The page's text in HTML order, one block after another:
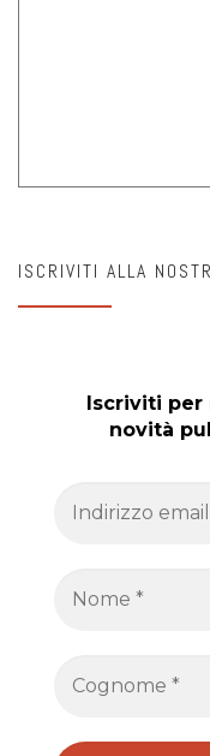
ISCRIVITI ALLA
Iscriviti
novità